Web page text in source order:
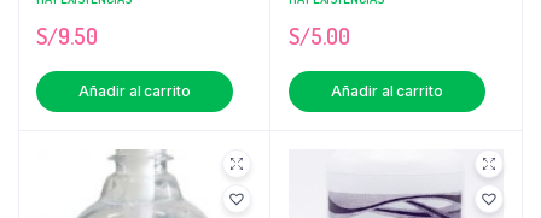
S/9.50
Añadir al carrito
S/5.00
Añadir al carrito